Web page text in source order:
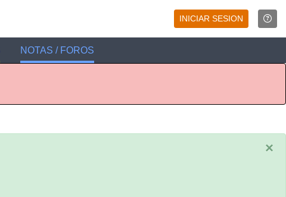
INICIAR SESION
NOTAS / FOROS
×